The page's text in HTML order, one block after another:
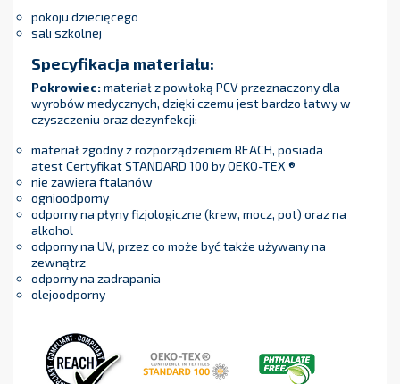
pokoju dziecięcego
sali szkolnej
Specyfikacja materiału:
Pokrowiec:materiał z powłoką PCV przeznaczony dla
wyrobów medycznych, dzięki czemu jest bardzo łatwy w
czyszczeniu oraz dezynfekcji:
materiał zgodny z rozporządzeniem REACH, posiada
atest Certyfikat STANDARD 100 by OEKO-TEX ®
nie zawiera ftalanów
ognioodporny
odporny na płyny fizjologiczne (krew, mocz, pot) oraz na
alkohol
odporny na UV, przez co może być także używany na
zewnątrz
odporny na zadrapania
olejoodporny